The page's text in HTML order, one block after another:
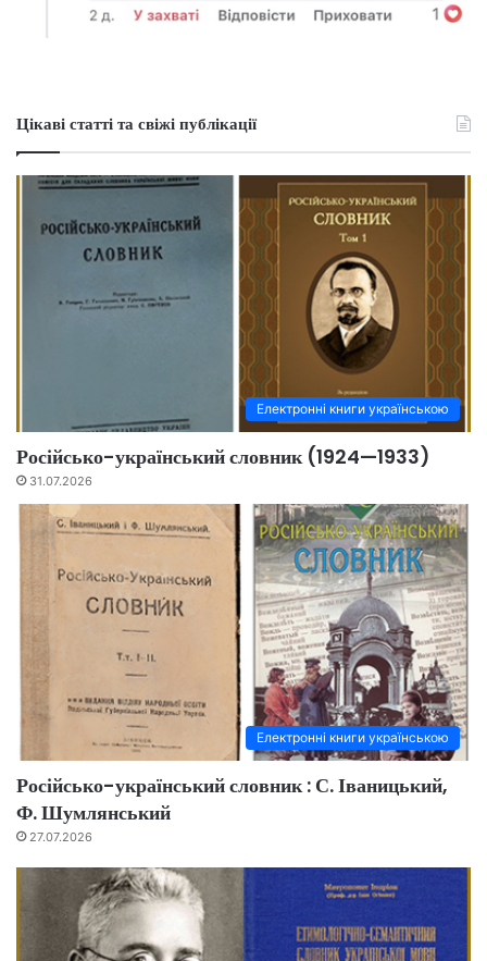
Цікаві статті та свіжі публікації
Електронні книги українською
Російсько-український словник (1924—1933)
31.07.2026
Електронні книги українською
Російсько-український словник : С. Іваницький,
Ф. Шумлянський
27.07.2026